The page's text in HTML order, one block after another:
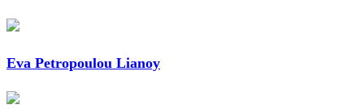
Eva Petropoulou Lianoy